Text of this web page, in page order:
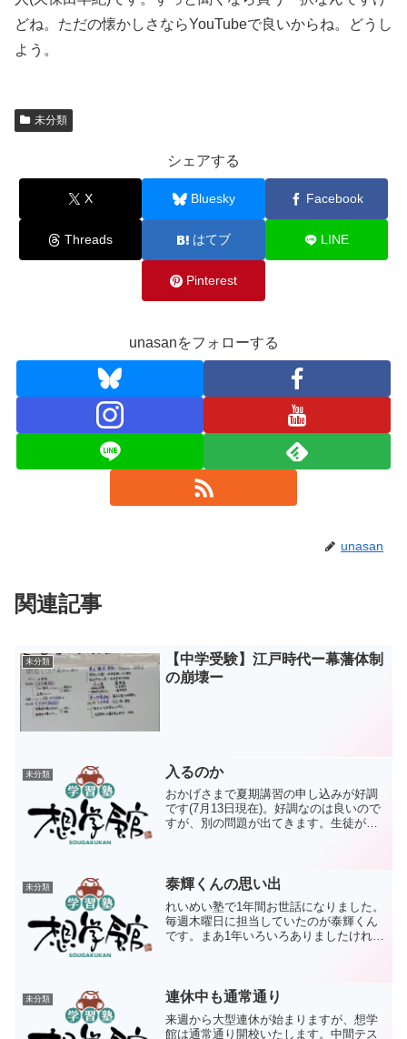
どね。ただの懐かしさならYouTubeで良いからね。どうし
よう。
未分類
シェアする
X Bluesky Facebook
Threads はてブ LINE
Pinterest
unasanをフォローする
unasan
関連記事
未分類
【中学受験】江戸時代ー幕藩体制
の崩壊ー
未分類 入るのか
おかげさまで夏期講習の申し込みが好調
です(7月13日現在)。好調なのは良いので
すが、別の問題が出てきます。生徒が希
日では回りません...
未分類 泰輝くんの思い出
れいめい塾で1年間お世話になりました。
毎週木曜日に担当していたのが泰輝くん
です。まあ1年いろいろありましたけれ
ら見たいろいろを残して...
未分類 連休中も通常通り
来週から大型連休が始まりますが、想学
館は通常通り開校いたします。中間テス